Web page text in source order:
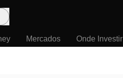
Mercados Onde Investir